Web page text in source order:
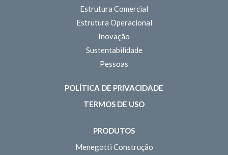
Estrutura Comercial
Estrutura Operacional
Inovação
Sustentabilidade
Pessoas
POLÍTICA DE PRIVACIDADE
TERMOS DE USO
PRODUTOS
Menegotti Construção